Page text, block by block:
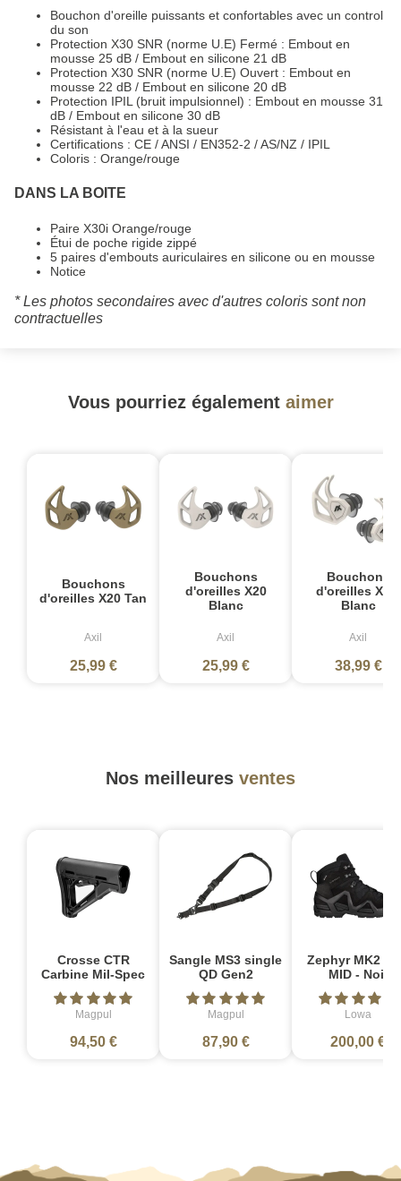
Bouchon d'oreille puissants et confortables avec un control
du son
Protection X30 SNR (norme U.E) Fermé : Embout en
mousse 25 dB / Embout en silicone 21 dB
Protection X30 SNR (norme U.E) Ouvert : Embout en
mousse 22 dB / Embout en silicone 20 dB
Protection IPIL (bruit impulsionnel) : Embout en mousse 31
dB / Embout en silicone 30 dB
Résistant à l'eau et à la sueur
Certifications : CE / ANSI / EN352-2 / AS/NZ / IPIL
Coloris : Orange/rouge
DANS LA BOITE
Paire X30i Orange/rouge
Étui de poche rigide zippé
5 paires d'embouts auriculaires en silicone ou en mousse
Notice
* Les photos secondaires avec d'autres coloris sont non
contractuelles
Vous pourriez également aimer
Bouchons
d'oreilles X20 Tan
Axil
25,99 €
Bouchons
d'oreilles X20
Blanc
Axil
25,99 €
Bouchons
d'oreilles X30i
Blanc
Axil
38,99 €
Nos meilleures ventes
Crosse CTR
Carbine Mil-Spec
Magpul
94,50 €
Sangle MS3 single
QD Gen2
Magpul
87,90 €
Zephyr MK2
MID - Noir
Lowa
200,00 €